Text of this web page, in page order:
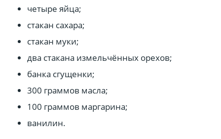
четыре яйца;
стакан сахара;
стакан муки;
два стакана измельчённых орехов;
банка сгущенки;
300 граммов масла;
100 граммов маргарина;
ванилин.